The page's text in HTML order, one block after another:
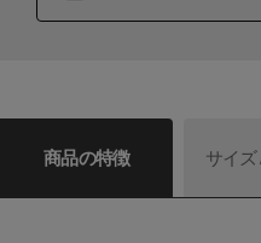
商品の特徴 サイズ